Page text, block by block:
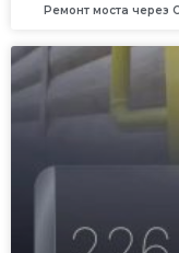
Ремонт моста через